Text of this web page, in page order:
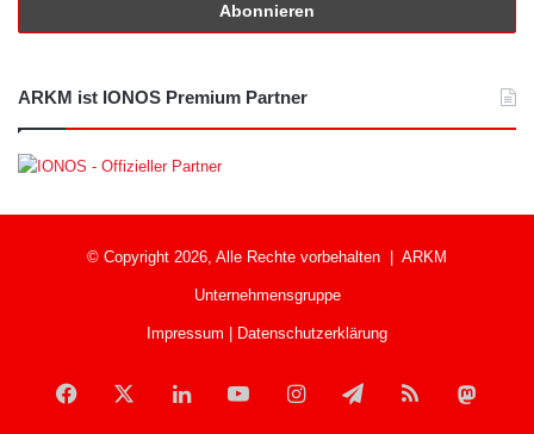
ARKM ist IONOS Premium Partner
© Copyright 2026, Alle Rechte vorbehalten | ARKM
Unternehmensgruppe
Impressum Datenschutzerklärung
Facebook LinkedInYouTubeInstagramTelegramRSS